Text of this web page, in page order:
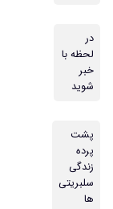
در
لحظه با
خبر
شوید
پشت
پرده
زندگی
سلبریتی
ها